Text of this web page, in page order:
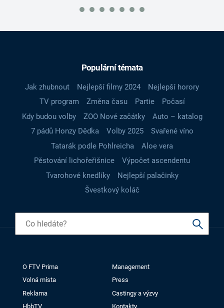
Populární témata
Jak zhubnout Nejlepší filmy 2024
Nejlepší horory
TV program
Změna času Partie
Počasí
Kdy budou volby
ZOO Nové začátky
Auto – katalog
7 pádů Honzy Dědka
Volby 2025
Svařené víno
Tatarák podle Pohlreicha
Aloe vera
Pěstování lichořeřišnice
Výpočet ascendentu
Tvarohové knedlíky
Nejlepší palačinky
Švestkový koláč
O FTV Prima
Management
Volná místa
Press
Reklama
Castingy a výzvy
HbbTV
Kontakty